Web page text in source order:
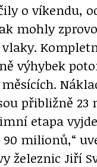
o víkendu,
mohly
výhybek
přibližně 23
etapa
milionů,“
železnic Jiří